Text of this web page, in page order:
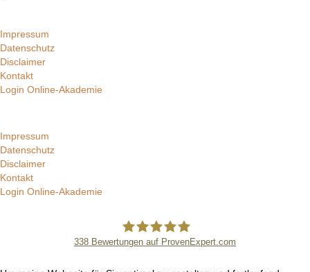
Impressum
Datenschutz
Disclaimer
Kontakt
Login Online-Akademie
Impressum
Datenschutz
Disclaimer
Kontakt
Login Online-Akademie
Manuel Epli
338 Bewertungen auf ProvenExpert.com